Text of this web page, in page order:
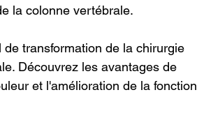
la colonne vertébrale.
transformation de la chirurgie
Découvrez les avantages de
et l'amélioration de la fonction